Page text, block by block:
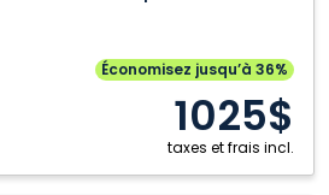
Économisez jusqu’à 36%
1025$
taxes et frais incl.